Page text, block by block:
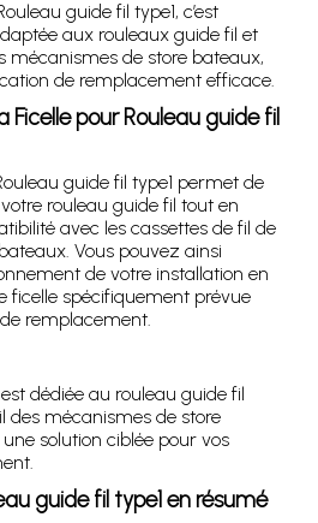
guide fil type1, c’est
aux rouleaux guide fil et
mécanismes de store bateaux,
de remplacement efficace.
pour Rouleau guide fil
guide fil type1 permet de
rouleau guide fil tout en
avec les cassettes de fil de
Vous pouvez ainsi
de votre installation en
ficelle spécifiquement prévue
remplacement.
dédiée au rouleau guide fil
des mécanismes de store
solution ciblée pour vos
guide fil type1 en résumé